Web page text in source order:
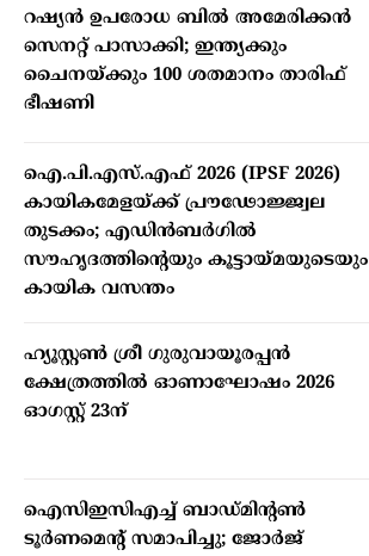
റഷ്യന്‍ ഉപരോധ ബില്‍ അമേരിക്കന്‍
സെനറ്റ് പാസാക്കി; ഇന്ത്യക്കും
ചൈനയ്ക്കും 100 ശതമാനം താരിഫ്
ഭീഷണി
ഐ.പി.എസ്.എഫ് 2026 (IPSF 2026)
കായികമേളയ്ക്ക് പ്രൗഢോജ്ജ്വല
തുടക്കം; എഡിന്‍ബര്‍ഗില്‍
സൗഹൃദത്തിന്റെയും കൂട്ടായ്മയുടെയും
കായിക വസന്തം
ഹ്യൂസ്റ്റണ്‍ ശ്രീ ഗുരുവായൂരപ്പന്‍
ക്ഷേത്രത്തില്‍ ഓണാഘോഷം 2026
ഓഗസ്റ്റ് 23ന്
ഐസിഇസിഎച്ച് ബാഡ്മിന്റണ്‍
ടൂര്‍ണമെന്റ് സമാപിച്ചു; ജോര്‍ജ്